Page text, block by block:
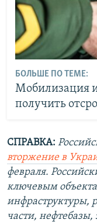
БОЛЬШЕ ПО ТЕМЕ:
Мобилизация
получить
СПРАВКА:
вторжение в
февраля.
ключевым
инфраструктуры,
части,